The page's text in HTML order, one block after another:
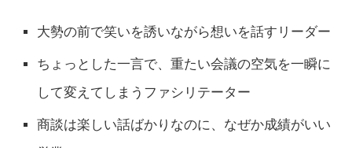
大勢の前で笑いを誘いながら想いを話すリーダー
ちょっとした一言で、重たい会議の空気を一瞬に
して変えてしまうファシリテーター
商談は楽しい話ばかりなのに、なぜか成績がいい